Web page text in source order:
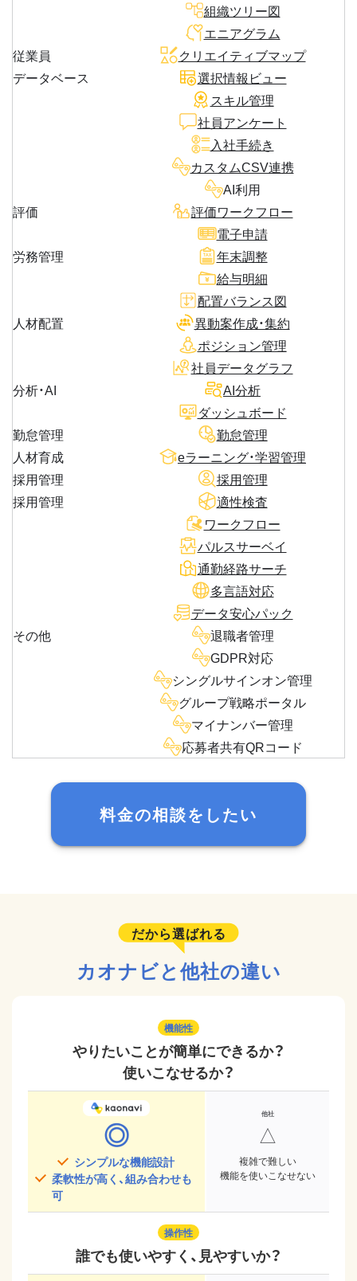
従業員
データベース
組織ツリー図
エニアグラム
クリエイティブマップ
選択情報ビュー
スキル管理
社員アンケート
入社手続き
カスタムCSV連携
AI利用
評価
評価ワークフロー
労務管理
電子申請
年末調整
給与明細
人材配置
配置バランス図
異動案作成・集約
ポジション管理
分析・AI
社員データグラフ
AI分析
ダッシュボード
勤怠管理
勤怠管理
人材育成
eラーニング・学習管理
採用管理
採用管理
採用管理
適性検査
その他
ワークフロー
パルスサーベイ
通勤経路サーチ
多言語対応
データ安心パック
退職者管理
GDPR対応
シングルサインオン管理
グループ戦略ポータル
マイナンバー管理
応募者共有QRコード
料金の相談をしたい
だから選ばれる
カオナビと他社の違い
機能性
やりたいことが簡単にできるか？
使いこなせるか？
◎
シンプルな機能設計
柔軟性が高く、組み合わせも
可
△
複雑で難しい
機能を使いこなせない
操作性
誰でも使いやすく、見やすいか？